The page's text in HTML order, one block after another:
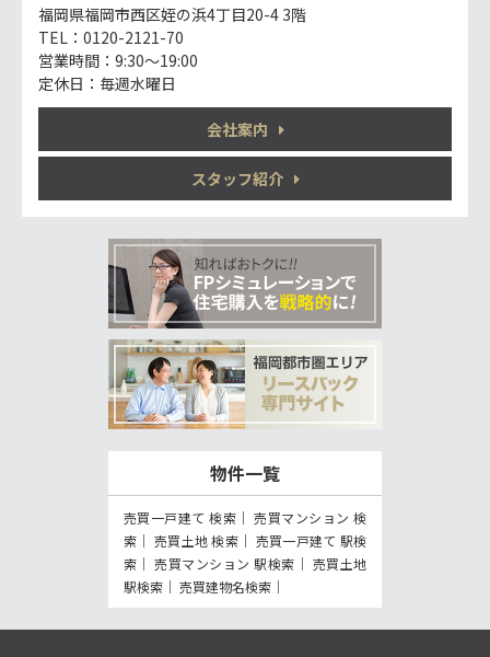
福岡県福岡市西区姪の浜4丁目20-4 3階
TEL：0120-2121-70
営業時間：9:30～19:00
定休日：毎週水曜日
会社案内
スタッフ紹介
物件一覧
売買一戸建て 検索
売買マンション 検
索
売買土地 検索
売買一戸建て 駅検
索
売買マンション 駅検索
売買土地
駅検索
売買建物名検索